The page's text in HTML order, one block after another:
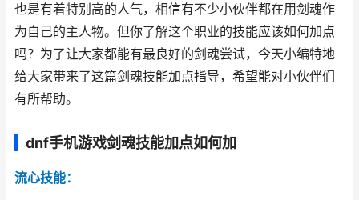
也是有着特别高的人气，相信有不少小伙伴都在用剑魂作
为自己的主人物。但你了解这个职业的技能应该如何加点
吗？为了让大家都能有最良好的剑魂尝试，今天小编特地
给大家带来了这篇剑魂技能加点指导，希望能对小伙伴们
有所帮助。
dnf手机游戏剑魂技能加点如何加
流心技能：